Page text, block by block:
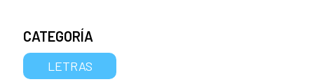
CATEGORÍA
LETRAS